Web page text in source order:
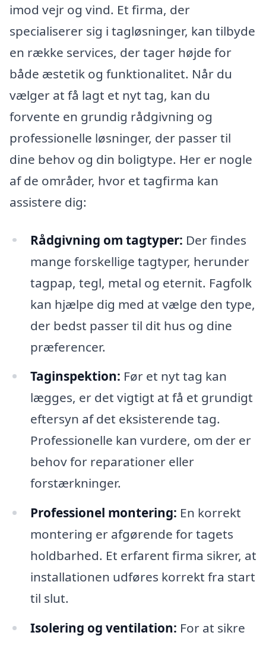
imod vejr og vind. Et firma, der
specialiserer sig i tagløsninger, kan tilbyde
en række services, der tager højde for
både æstetik og funktionalitet. Når du
vælger at få lagt et nyt tag, kan du
forvente en grundig rådgivning og
professionelle løsninger, der passer til
dine behov og din boligtype. Her er nogle
af de områder, hvor et tagfirma kan
assistere dig:
Rådgivning om tagtyper: Der findes
mange forskellige tagtyper, herunder
tagpap, tegl, metal og eternit. Fagfolk
kan hjælpe dig med at vælge den type,
der bedst passer til dit hus og dine
præferencer.
Taginspektion: Før et nyt tag kan
lægges, er det vigtigt at få et grundigt
eftersyn af det eksisterende tag.
Professionelle kan vurdere, om der er
behov for reparationer eller
forstærkninger.
Professionel montering: En korrekt
montering er afgørende for tagets
holdbarhed. Et erfarent firma sikrer, at
installationen udføres korrekt fra start
til slut.
Isolering og ventilation: For at sikre